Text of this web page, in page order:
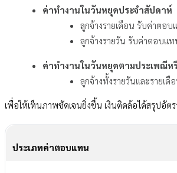
ค่าทำงานในวันหยุดประจำสัปดาห์
ลูกจ้างรายเดือน รับค่าตอบ
ลูกจ้างรายวัน รับค่าตอบแท
ค่าทำงานในวันหยุดตามประเพณีห
ลูกจ้างทั้งรายวันและรายเ
เพื่อให้เห็นภาพชัดเจนยิ่งขึ้น เงินติดล้อได้สรุปอั
ประเภทค่าตอบแทน